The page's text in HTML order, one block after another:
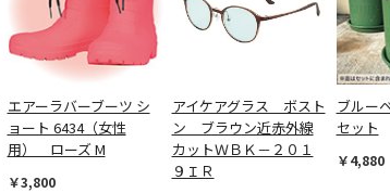
エアーラバーブーツ シ
ョート 6434（女性
用） ローズ M
￥3,800
アイケアグラス ボスト
ン ブラウン近赤外線
カットＷＢＫ－２０１
９ＩＲ
ブルー
セット
￥4,880